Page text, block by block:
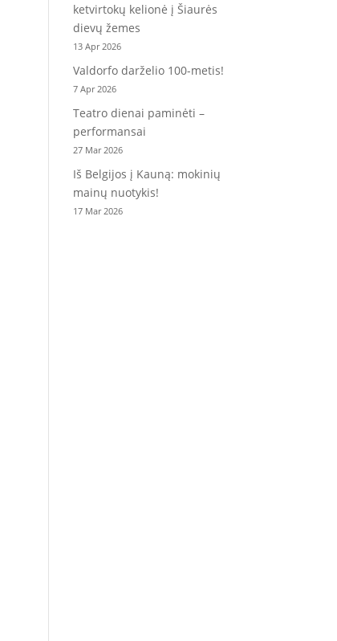
ketvirtokų kelionė į Šiaurės
dievų žemes
13 Apr 2026
Valdorfo darželio 100-metis!
7 Apr 2026
Teatro dienai paminėti –
performansai
27 Mar 2026
Iš Belgijos į Kauną: mokinių
mainų nuotykis!
17 Mar 2026